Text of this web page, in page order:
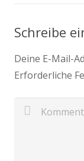
Schreibe
Deine E-Mail-
Erforderliche